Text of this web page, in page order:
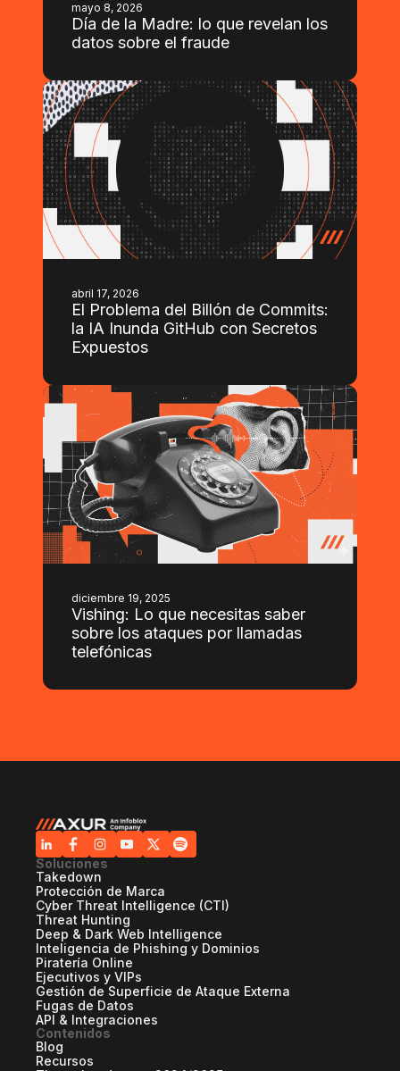
mayo 8, 2026
Día de la Madre: lo que revelan los
datos sobre el fraude
abril 17, 2026
El Problema del Billón de Commits:
la IA Inunda GitHub con Secretos
Expuestos
diciembre 19, 2025
Vishing: Lo que necesitas saber
sobre los ataques por llamadas
telefónicas
Soluciones
Takedown
Protección de Marca
Cyber Threat Intelligence (CTI)
Threat Hunting
Deep & Dark Web Intelligence
Inteligencia de Phishing y Dominios
Piratería Online
Ejecutivos y VIPs
Gestión de Superficie de Ataque Externa
Fugas de Datos
API & Integraciones
Contenidos
Blog
Recursos